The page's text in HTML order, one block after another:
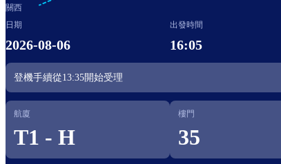
關西
日期
2026-08-06
出發時間
16:05
登機手續從13:35開始受理
航廈
T1 - H
樓門
35